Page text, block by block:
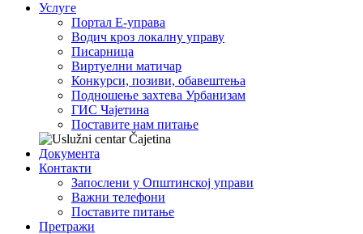
Услуге
Портал Е-управа
Водич кроз локалну управу
Писарница
Виртуелни матичар
Конкурси, позиви, обавештења
Подношење захтева Урбанизам
ГИС Чајетина
Поставите нам питање
Документа
Контакти
Запослени у Општинској управи
Важни телефони
Поставите питање
Претражи